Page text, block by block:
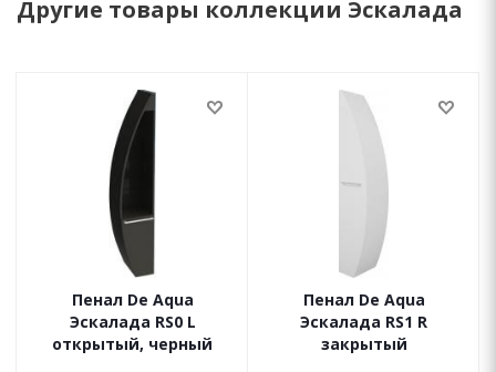
Другие товары коллекции Эскалада
Пенал De Aqua
Эскалада RS0 L
открытый, черный
Пенал De Aqua
Эскалада RS1 R
закрытый